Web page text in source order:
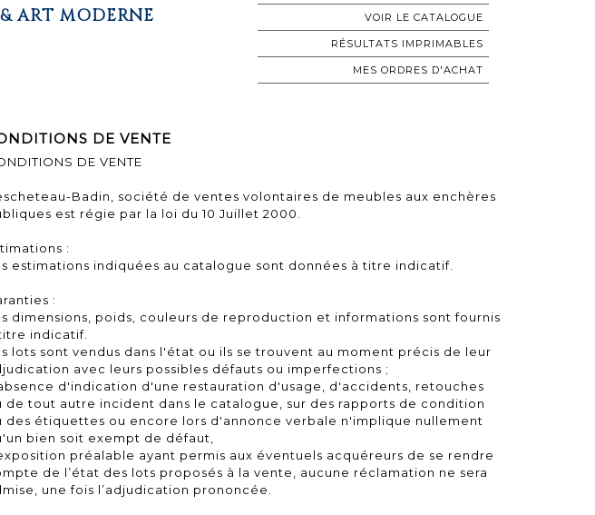
ART MODERNE VOIR LE CATALOGUE
RÉSULTATS IMPRIMABLES
MES ORDRES D'ACHAT
DE VENTE
DE VENTE
Badin, société de ventes volontaires de meubles aux enchères
est régie par la loi du 10 Juillet 2000.
:
estimations indiquées au catalogue sont données à titre indicatif.
:
dimensions, poids, couleurs de reproduction et informations sont fournis
indicatif.
lots sont vendus dans l'état ou ils se trouvent au moment précis de leur
avec leurs possibles défauts ou imperfections ;
d'indication d'une restauration d'usage, d'accidents, retouches
de tout autre incident dans le catalogue, sur des rapports de condition
des étiquettes ou encore lors d'annonce verbale n'implique nullement
bien soit exempt de défaut,
préalable ayant permis aux éventuels acquéreurs de se rendre
de l’état des lots proposés à la vente, aucune réclamation ne sera
une fois l’adjudication prononcée.